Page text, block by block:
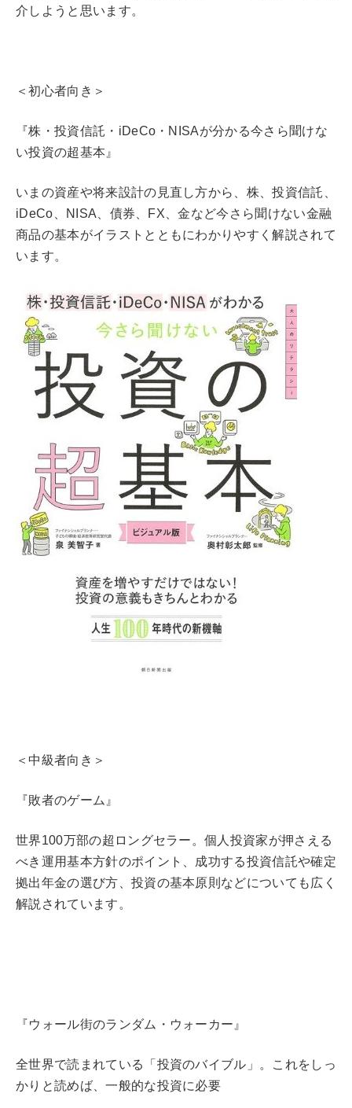
介しようと思います。
＜初心者向き＞
『株・投資信託・iDeCo・NISAが分かる今さら聞けな
い投資の超基本』
いまの資産や将来設計の見直し方から、株、投資信託、
iDeCo、NISA、債券、FX、金など今さら聞けない金融
商品の基本がイラストとともにわかりやすく解説されて
います。
＜中級者向き＞
『敗者のゲーム』
世界100万部の超ロングセラー。個人投資家が押さえる
べき運用基本方針のポイント、成功する投資信託や確定
拠出年金の選び方、投資の基本原則などについても広く
解説されています。
『ウォール街のランダム・ウォーカー』
全世界で読まれている「投資のバイブル」。これをしっ
かりと読めば、一般的な投資に必要